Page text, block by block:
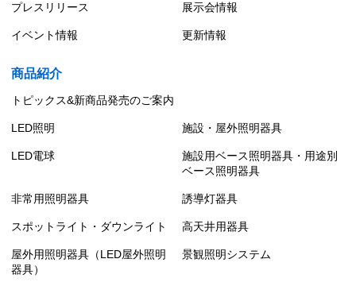
プレスリリース 展示会情報
イベント情報 更新情報
商品紹介
トピックス&新商品発売のご案内
LED照明 施設・屋外照明器具
LED電球
施設用ベース照明器具・用途別
ベース照明器具
非常用照明器具 誘導灯器具
スポットライト・ダウンライト 高天井用器具
屋外用照明器具（LED屋外照明
器具）
景観照明システム